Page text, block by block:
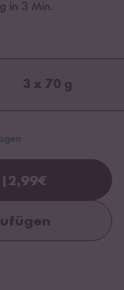
in 3 Min.
3 x 70 g
2,99€